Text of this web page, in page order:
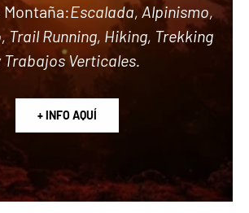
Escalada, Alpinismo,
Trail Running, Hiking, Trekking
Trabajos Verticales.
+ INFO AQUÍ